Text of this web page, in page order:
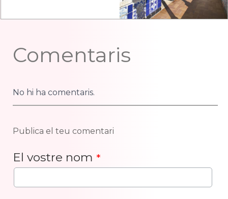
Comentaris
No hi ha comentaris.
Publica el teu comentari
El vostre nom *